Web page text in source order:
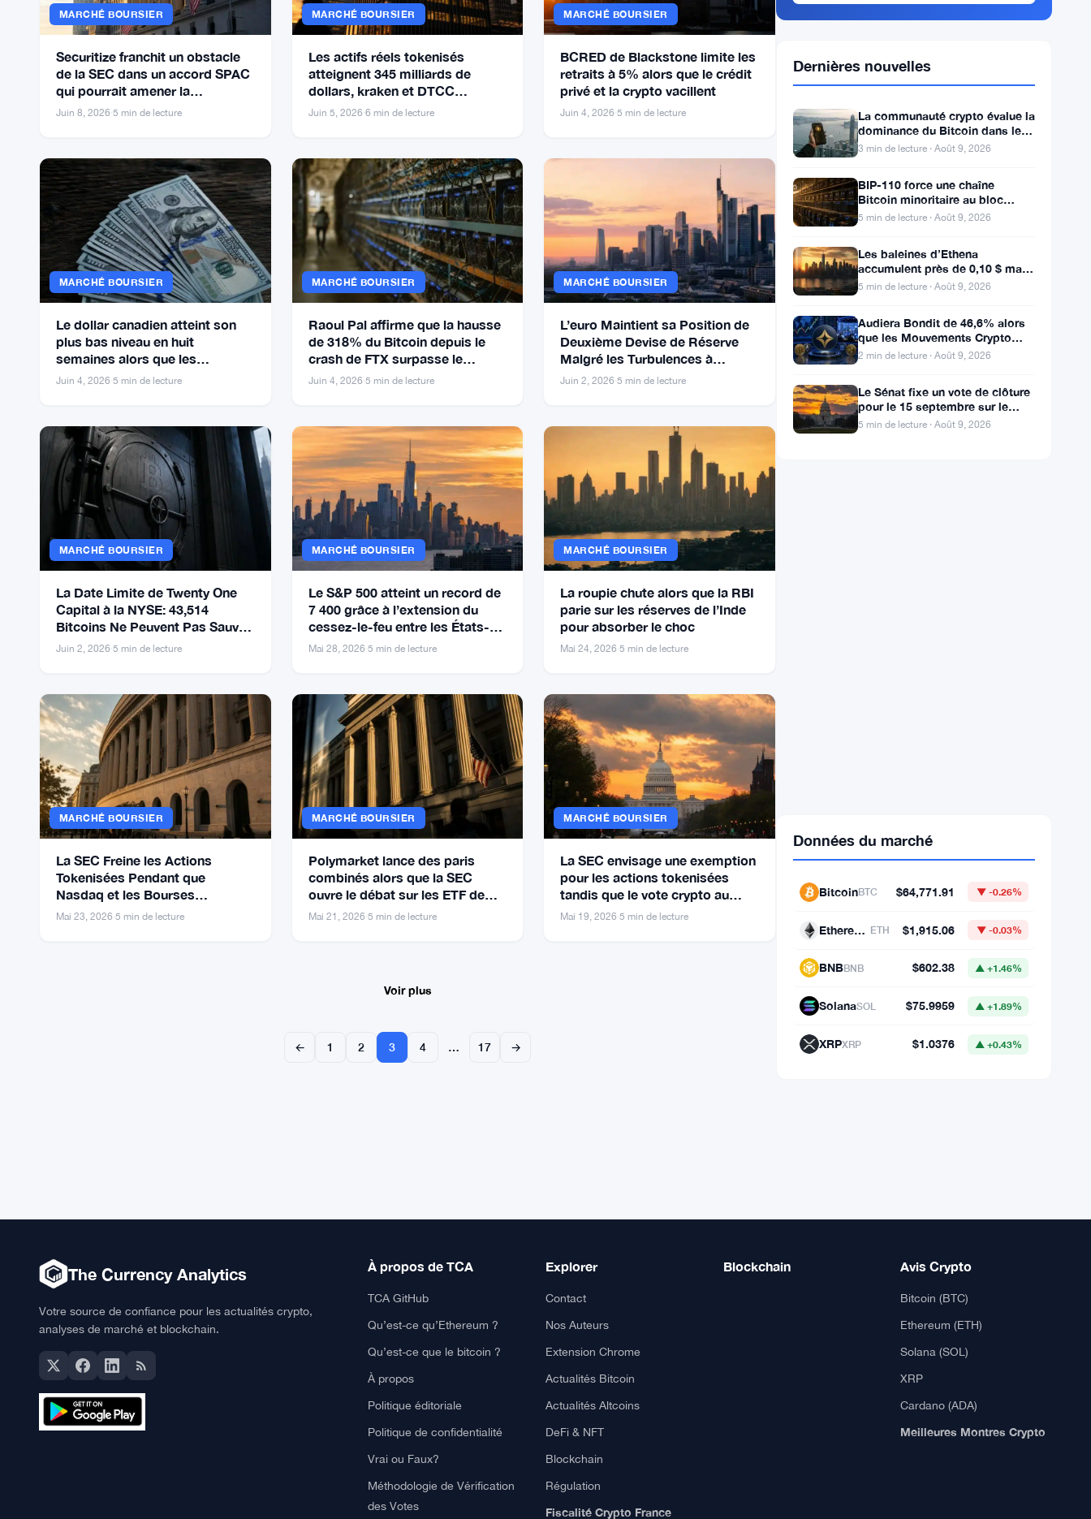
MARCHÉ BOURSIER
Securitize franchit un obstacle
de la SEC dans un accord SPAC
qui pourrait amener la
tokenisation à la Bourse
Juin 8, 2026 5 min de lecture
MARCHÉ BOURSIER
Les actifs réels tokenisés
atteignent 345 milliards de
dollars, kraken et DTCC
accélèrent
Juin 5, 2026 6 min de lecture
MARCHÉ BOURSIER
BCRED de Blackstone limite les
retraits à 5% alors que le crédit
privé et la crypto vacillent
Juin 4, 2026 ·5 min de lecture
MARCHÉ BOURSIER
Le dollar canadien atteint son
plus bas niveau en huit
semaines alors que les
discussions sur les tarifs
Juin 4, 2026 5 min de lecture
MARCHÉ BOURSIER
Raoul Pal affirme que la hausse
de 318% du Bitcoin depuis le
crash de FTX surpasse le
Nasdaq
Juin 4, 2026 5 min de lecture
MARCHÉ BOURSIER
L’euro Maintient sa Position de
Deuxième Devise de Réserve
Malgré les Turbulences à
Washington
Juin 2, 2026 ·5 min de lecture
MARCHÉ BOURSIER
La Date Limite de Twenty One
Capital à la NYSE: 43,514
Bitcoins Ne Peuvent Pas Sauver
une Crise de Gouvernance
Juin 2, 2026 5 min de lecture
MARCHÉ BOURSIER
Le S&P 500 atteint un record de
7 400 grâce à l’extension du
cessez-le-feu entre les États-
Unis et l’Iran
Mai 28, 2026 5 min de lecture
MARCHÉ BOURSIER
La roupie chute alors que la RBI
parie sur les réserves de l’Inde
pour absorber le choc
Mai 24, 2026 ·5 min de lecture
MARCHÉ BOURSIER
La SEC Freine les Actions
Tokenisées Pendant que
Nasdaq et les Bourses
Mondiales Poussent leurs
Mai 23, 2026 5 min de lecture
MARCHÉ BOURSIER
Polymarket lance des paris
combinés alors que la SEC
ouvre le débat sur les ETF de
marchés prédictifs
Mai 21, 2026 5 min de lecture
MARCHÉ BOURSIER
La SEC envisage une exemption
pour les actions tokenisées
tandis que le vote crypto au
Sénat reste incertain
Mai 19, 2026 ·5 min de lecture
Voir plus
← 1 2 3 4 … 17 →
Dernières nouvelles
La communauté crypto évalue la
dominance du Bitcoin dans le
calme du week-end
3 min de lecture · Août 9, 2026
BIP-110 force une chaîne
Bitcoin minoritaire au bloc
961,632 avec 2,53% de soutien
5 min de lecture · Août 9, 2026
Les baleines d’Ethena
accumulent près de 0,10 $ mais
les acheteurs de détail restent à
5 min de lecture · Août 9, 2026
Audiera Bondit de 46,6% alors
que les Mouvements Crypto
Changent — Mouvements
2 min de lecture · Août 9, 2026
Le Sénat fixe un vote de clôture
pour le 15 septembre sur le
projet de loi H.R. 3633 sur le
5 min de lecture · Août 9, 2026
Données du marché